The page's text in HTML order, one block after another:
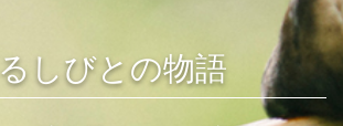
しびとの物語